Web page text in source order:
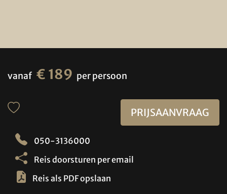
vanaf € 189 per persoon
PRIJSAANVRAAG
050-3136000
Reis doorsturen per email
Reis als PDF opslaan